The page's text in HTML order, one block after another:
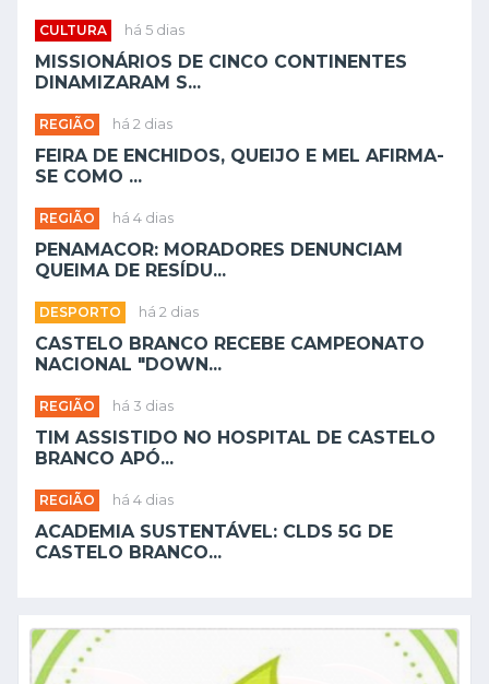
CULTURA há 5 dias
MISSIONÁRIOS DE CINCO CONTINENTES
DINAMIZARAM S...
REGIÃO há 2 dias
FEIRA DE ENCHIDOS, QUEIJO E MEL AFIRMA-
SE COMO ...
REGIÃO há 4 dias
PENAMACOR: MORADORES DENUNCIAM
QUEIMA DE RESÍDU...
DESPORTO há 2 dias
CASTELO BRANCO RECEBE CAMPEONATO
NACIONAL "DOWN...
REGIÃO há 3 dias
TIM ASSISTIDO NO HOSPITAL DE CASTELO
BRANCO APÓ...
REGIÃO há 4 dias
ACADEMIA SUSTENTÁVEL: CLDS 5G DE
CASTELO BRANCO...